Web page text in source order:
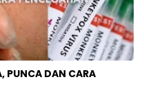
PUNCA DAN CARA